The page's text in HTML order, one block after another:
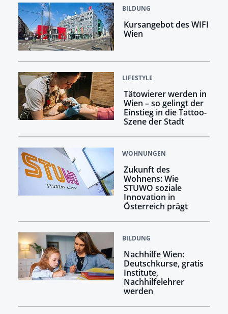
BILDUNG
Kursangebot des WIFI
Wien
LIFESTYLE
Tätowierer werden in
Wien – so gelingt der
Einstieg in die Tattoo-
Szene der Stadt
WOHNUNGEN
Zukunft des
Wohnens: Wie
STUWO soziale
Innovation in
Österreich prägt
BILDUNG
Nachhilfe Wien:
Deutschkurse, gratis
Institute,
Nachhilfelehrer
werden